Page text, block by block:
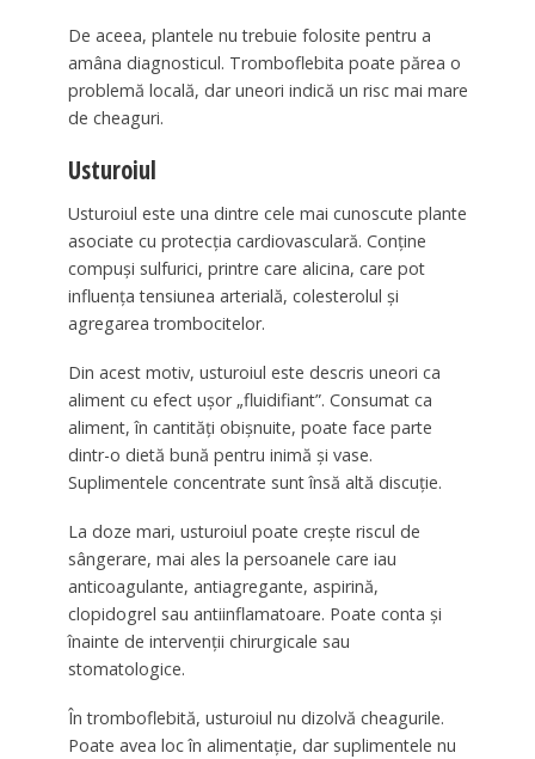
De aceea, plantele nu trebuie folosite pentru a
amâna diagnosticul. Tromboflebita poate părea o
problemă locală, dar uneori indică un risc mai mare
de cheaguri.
Usturoiul
Usturoiul este una dintre cele mai cunoscute plante
asociate cu protecția cardiovasculară. Conține
compuși sulfurici, printre care alicina, care pot
influența tensiunea arterială, colesterolul și
agregarea trombocitelor.
Din acest motiv, usturoiul este descris uneori ca
aliment cu efect ușor „fluidifiant”. Consumat ca
aliment, în cantități obișnuite, poate face parte
dintr-o dietă bună pentru inimă și vase.
Suplimentele concentrate sunt însă altă discuție.
La doze mari, usturoiul poate crește riscul de
sângerare, mai ales la persoanele care iau
anticoagulante, antiagregante, aspirină,
clopidogrel sau antiinflamatoare. Poate conta și
înainte de intervenții chirurgicale sau
stomatologice.
În tromboflebită, usturoiul nu dizolvă cheagurile.
Poate avea loc în alimentație, dar suplimentele nu